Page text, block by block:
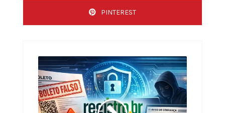
PINTEREST